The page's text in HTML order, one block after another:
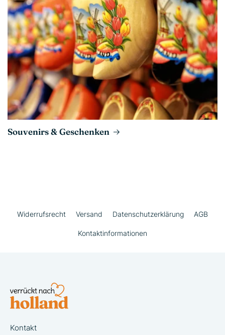
Souvenirs & Geschenken
Widerrufsrecht Versand Datenschutzerklärung AGB
Kontaktinformationen
Kontakt